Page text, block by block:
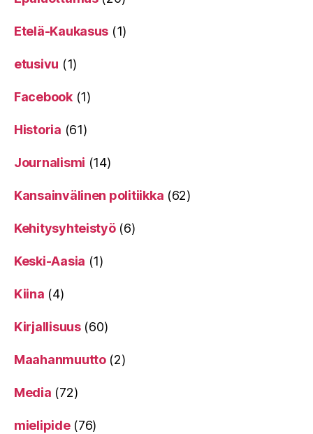
Etelä-Kaukasus (1)
etusivu (1)
Facebook(1)
Historia (61)
Journalismi (14)
Kansainvälinen politiikka (62)
Kehitysyhteistyö(6)
Keski-Aasia (1)
Kiina (4)
Kirjallisuus(60)
Maahanmuutto(2)
Media (72)
mielipide(76)